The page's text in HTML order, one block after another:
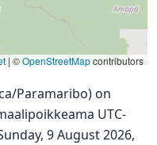
| ©OpenStreetMapcontributors
Paramaribo) on
UTC-
9 August 2026,